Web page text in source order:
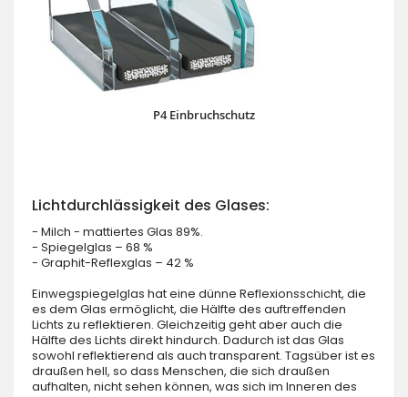
P4 Einbruchschutz
Lichtdurchlässigkeit des Glases:
- Milch - mattiertes Glas 89%.
- Spiegelglas – 68 %
- Graphit-Reflexglas – 42 %
Einwegspiegelglas hat eine dünne Reflexionsschicht, die
es dem Glas ermöglicht, die Hälfte des auftreffenden
Lichts zu reflektieren. Gleichzeitig geht aber auch die
Hälfte des Lichts direkt hindurch. Dadurch ist das Glas
sowohl reflektierend als auch transparent. Tagsüber ist es
draußen hell, so dass Menschen, die sich draußen
aufhalten, nicht sehen können, was sich im Inneren des